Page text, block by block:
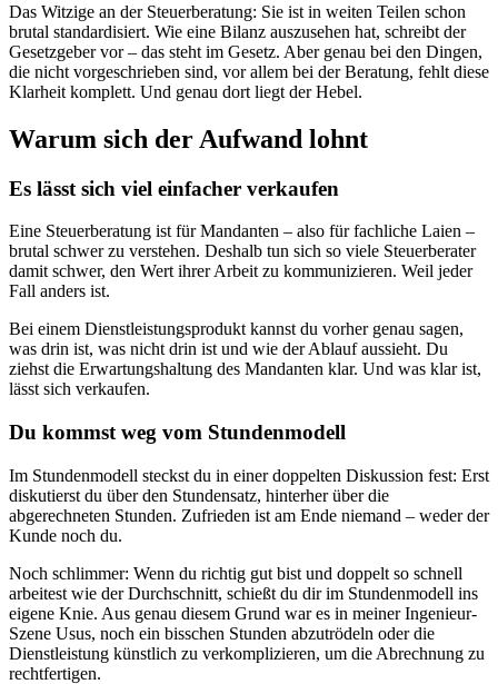
Das Witzige an der Steuerberatung: Sie ist in weiten Teilen schon
brutal standardisiert. Wie eine Bilanz auszusehen hat, schreibt der
Gesetzgeber vor – das steht im Gesetz. Aber genau bei den Dingen,
die nicht vorgeschrieben sind, vor allem bei der Beratung, fehlt diese
Klarheit komplett. Und genau dort liegt der Hebel.
Warum sich der Aufwand lohnt
Es lässt sich viel einfacher verkaufen
Eine Steuerberatung ist für Mandanten – also für fachliche Laien –
brutal schwer zu verstehen. Deshalb tun sich so viele Steuerberater
damit schwer, den Wert ihrer Arbeit zu kommunizieren. Weil jeder
Fall anders ist.
Bei einem Dienstleistungsprodukt kannst du vorher genau sagen,
was drin ist, was nicht drin ist und wie der Ablauf aussieht. Du
ziehst die Erwartungshaltung des Mandanten klar. Und was klar ist,
lässt sich verkaufen.
Du kommst weg vom Stundenmodell
Im Stundenmodell steckst du in einer doppelten Diskussion fest: Erst
diskutierst du über den Stundensatz, hinterher über die
abgerechneten Stunden. Zufrieden ist am Ende niemand – weder der
Kunde noch du.
Noch schlimmer: Wenn du richtig gut bist und doppelt so schnell
arbeitest wie der Durchschnitt, schießt du dir im Stundenmodell ins
eigene Knie. Aus genau diesem Grund war es in meiner Ingenieur-
Szene Usus, noch ein bisschen Stunden abzutrödeln oder die
Dienstleistung künstlich zu verkomplizieren, um die Abrechnung zu
rechtfertigen.